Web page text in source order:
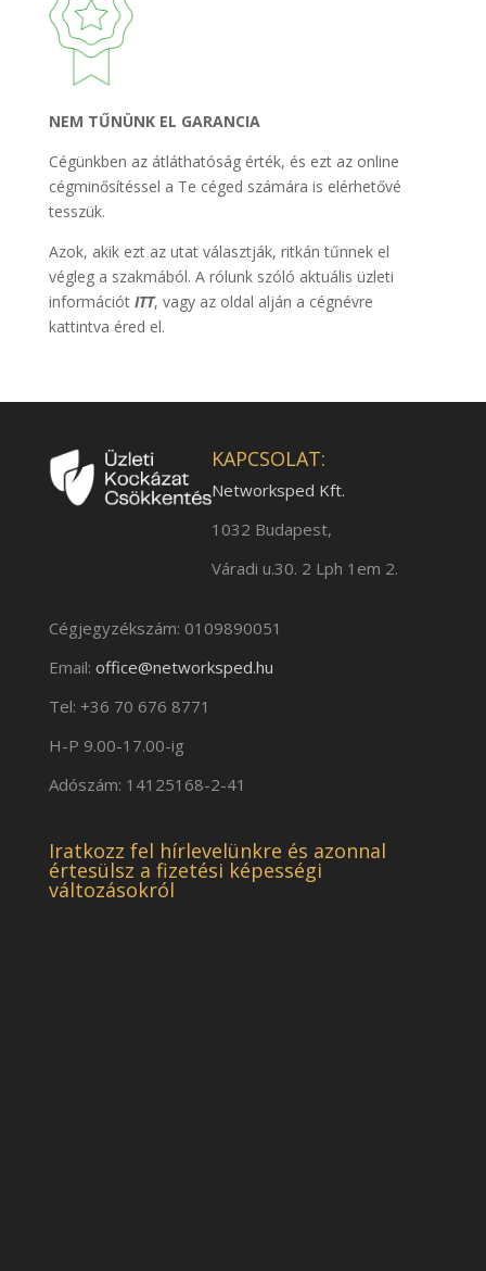
NEM TŰNÜNK EL GARANCIA
Cégünkben az átláthatóság érték, és ezt az online
cégminősítéssel a Te céged számára is elérhetővé
tesszük.
Azok, akik ezt az utat választják, ritkán tűnnek el
végleg a szakmából. A rólunk szóló aktuális üzleti
információtITT, vagy az oldal alján a cégnévre
kattintva éred el.
KAPCSOLAT:
Networksped Kft.
1032 Budapest,
Váradi u.30. 2 Lph 1em 2.
Cégjegyzékszám: 0109890051
Email: office@networksped.hu
Tel: +36 70 676 8771
H-P 9.00-17.00-ig
Adószám: 14125168-2-41
Iratkozz fel hírlevelünkre és azonnal
értesülsz a fizetési képességi
változásokról